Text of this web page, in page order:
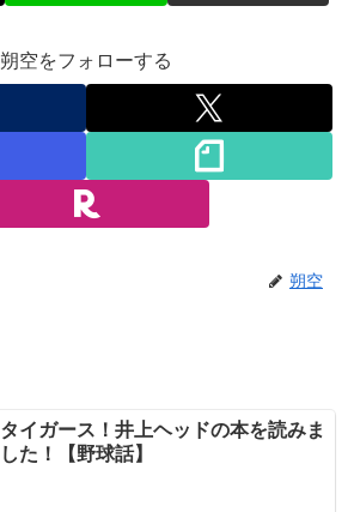
朔空をフォローする
朔空
タイガース！井上ヘッドの本を読みま
した！【野球話】